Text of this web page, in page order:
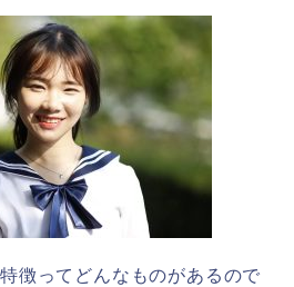
徴ってどんなものがあるので